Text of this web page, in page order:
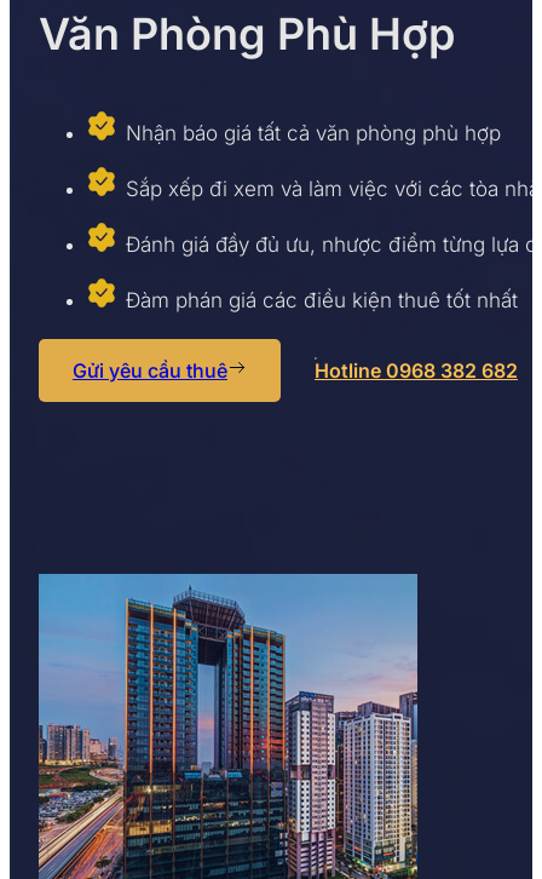
Văn Phòng Phù Hợp
Nhận báo giá tất cả văn phòng phù hợp
Sắp xếp đi xem và làm việc với các tòa nhà
Đánh giá đầy đủ ưu, nhược điểm từng lựa
Đàm phán giá các điều kiện thuê tốt nhất
Gửi yêu cầu thuê Hotline 0968 382 682